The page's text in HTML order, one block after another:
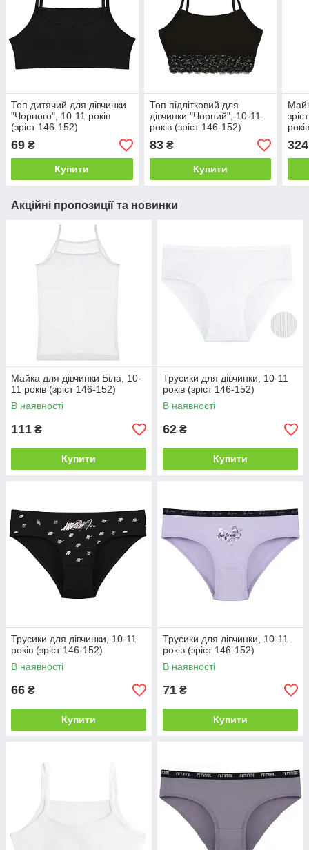
Топ дитячий для дівчинки
"Чорного", 10-11 років
(зріст 146-152)
69 ₴
Купити
Топ підлітковий для
дівчинки "Чорний", 10-11
років (зріст 146-152)
83₴
Купити
324
Акційні пропозиції та новинки
Майка для дівчинки Біла, 10-
11 років (зріст 146-152)
В наявності
111 ₴
Купити
Трусики для дівчинки, 10-11
років (зріст 146-152)
В наявності
62 ₴
Купити
Трусики для дівчинки, 10-11
років (зріст 146-152)
В наявності
66 ₴
Купити
Трусики для дівчинки, 10-11
років (зріст 146-152)
В наявності
71 ₴
Купити